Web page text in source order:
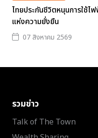
ไทยประกันชีวิตหนุนการใช้ไ
แห่งความยั่งยืน
07 สิงหาคม 2569
รวมข่าว
Talk of The Town